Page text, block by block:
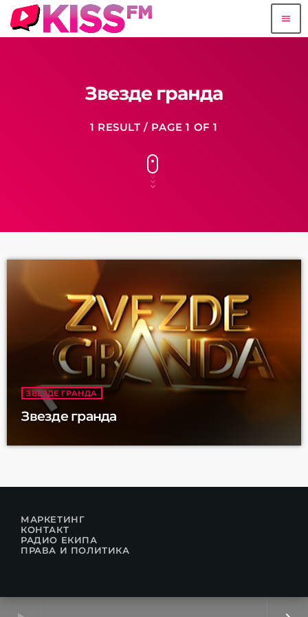
menu
Звезде гранда
1 RESULT / PAGE 1 OF 1
ЗВЕЗДЕ ГРАНДА
Звезде гранда
МАРКЕТИНГ
КОНТАКТ
РАДИО ЕКИПА
ПРАВА И ПОЛИТИКА